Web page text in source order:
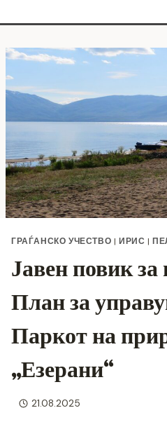
ГРАЃАНСКО УЧЕСТВО | ИРИС |
Јавен повик
План за
Паркот на
„Езерани“
21.08.2025